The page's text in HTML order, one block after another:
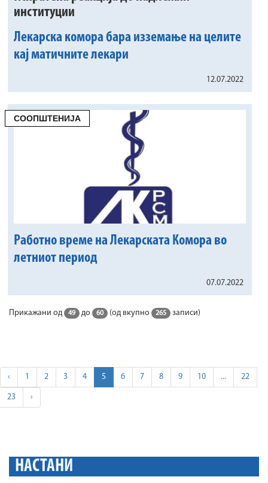
институции
Лекарска комора бара изземање на целите
кај матичните лекари
12.07.2022
СООПШТЕНИЈА
Работно време на Лекарската Комора во
летниот период
07.07.2022
Прикажани од 49 до 60 (од вкупно 265 записи)
‹ 1 2 3 4 5 6 7 8 9 10 ... 22
23 ›
НАСТАНИ